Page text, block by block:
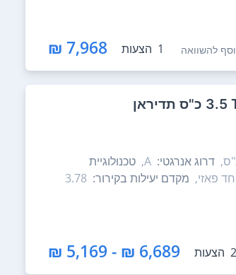
להשוואה 1 הצעות 7,968 ₪
דרוג אנרגטי: A, טכנולוגיית
חד פאזי, מקדם יעילות בקירור: 3.78
2 הצעות 6,689 ₪ - 5,169 ₪